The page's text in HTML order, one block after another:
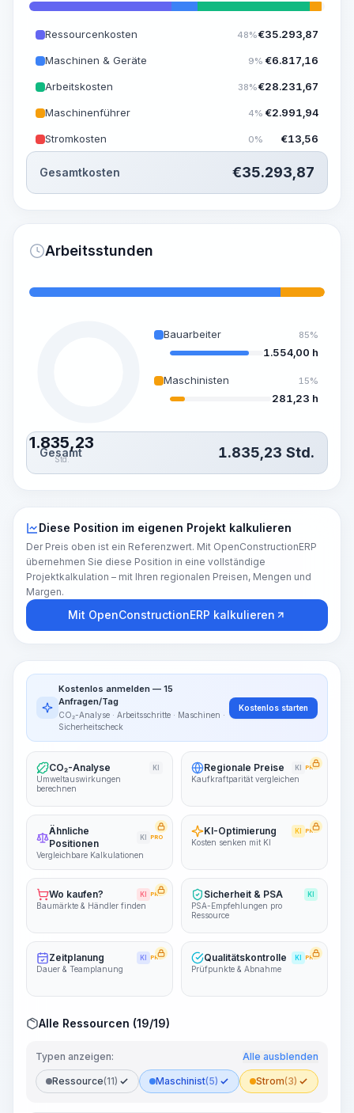
Ressourcenkosten 48%€35.293,87
Maschinen & Geräte 9% €6.817,16
Arbeitskosten 38%€28.231,67
Maschinenführer 4% €2.991,94
Stromkosten 0% €13,56
Gesamtkosten €35.293,87
Arbeitsstunden
1.835,23
Std.
Bauarbeiter 85%
1.554,00 h
Maschinisten 15%
281,23 h
Gesamt 1.835,23 Std.
Diese Position im eigenen Projekt kalkulieren
Der Preis oben ist ein Referenzwert. Mit OpenConstructionERP
übernehmen Sie diese Position in eine vollständige
Projektkalkulation – mit Ihren regionalen Preisen, Mengen und
Margen.
Mit OpenConstructionERP kalkulieren
Kostenlos anmelden — 15
Anfragen/Tag
CO₂-Analyse · Arbeitsschritte · Maschinen ·
Sicherheitscheck
Kostenlos starten
CO₂-Analyse KI
Umweltauswirkungen
berechnen
Regionale Preise KI PRO
Kaufkraftparität vergleichen
Ähnliche
Positionen
KI PRO
Vergleichbare Kalkulationen
KI-Optimierung KI PRO
Kosten senken mit KI
Wo kaufen? KI PRO
Baumärkte & Händler finden
Sicherheit & PSA KI
PSA-Empfehlungen pro
Ressource
Zeitplanung KI PRO
Dauer & Teamplanung
Qualitätskontrolle KI PRO
Prüfpunkte & Abnahme
Alle Ressourcen (19/19)
Typen anzeigen: Alle ausblenden
Ressource(11) Maschinist(5) Strom(3)